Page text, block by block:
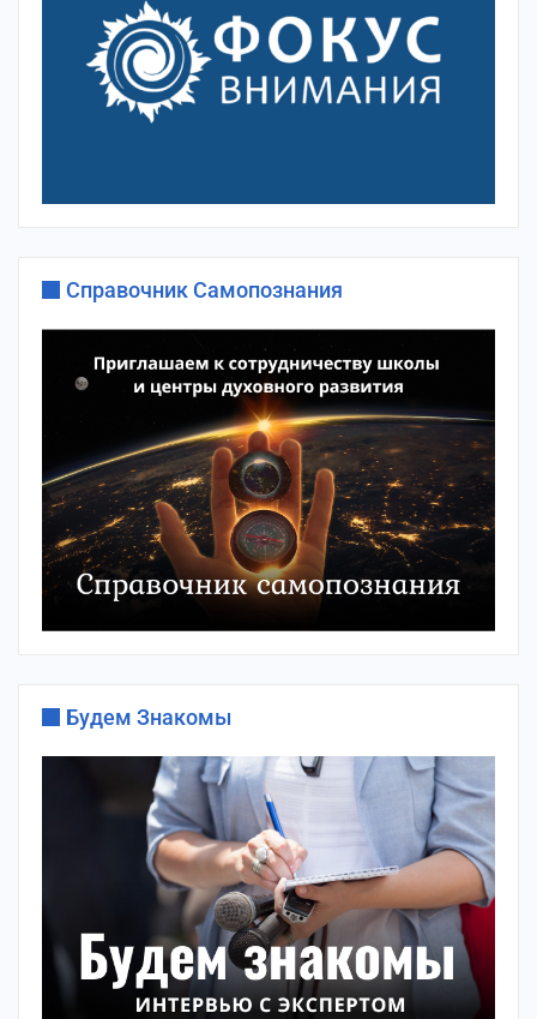
Справочник Самопознания
Будем Знакомы